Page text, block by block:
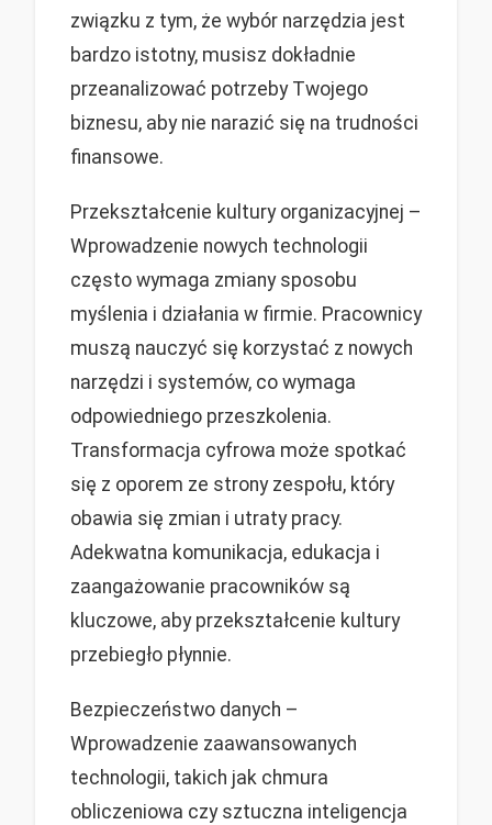
związku z tym, że wybór narzędzia jest
bardzo istotny, musisz dokładnie
przeanalizować potrzeby Twojego
biznesu, aby nie narazić się na trudności
finansowe.
Przekształcenie kultury organizacyjnej –
Wprowadzenie nowych technologii
często wymaga zmiany sposobu
myślenia i działania w firmie. Pracownicy
muszą nauczyć się korzystać z nowych
narzędzi i systemów, co wymaga
odpowiedniego przeszkolenia.
Transformacja cyfrowa może spotkać
się z oporem ze strony zespołu, który
obawia się zmian i utraty pracy.
Adekwatna komunikacja, edukacja i
zaangażowanie pracowników są
kluczowe, aby przekształcenie kultury
przebiegło płynnie.
Bezpieczeństwo danych –
Wprowadzenie zaawansowanych
technologii, takich jak chmura
obliczeniowa czy sztuczna inteligencja